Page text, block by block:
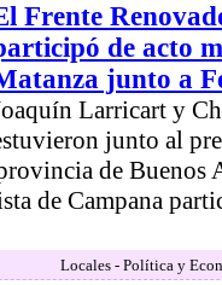
Frente
de acto
junto a
Larricart y
junto al
de Buenos
de Campana
Locales - Política y